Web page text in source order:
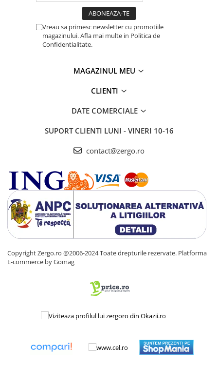
Vreau sa primesc newsletter cu promotiile
magazinului. Afla mai multe in Politica de
Confidentialitate.
MAGAZINUL MEU
CLIENTI
DATE COMERCIALE
SUPORT CLIENTI LUNI - VINERI 10-16
contact@zergo.ro
Copyright Zergo.ro @2006-2024 Toate drepturile rezervate. Platforma
E-commerce by Gomag